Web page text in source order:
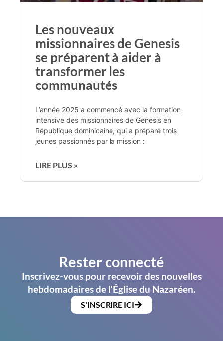
Les nouveaux
missionnaires de Genesis
se préparent à aider à
transformer les
communautés
L’année 2025 a commencé avec la formation
intensive des missionnaires de Genesis en
République dominicaine, qui a préparé trois
jeunes passionnés par la mission :
LIRE PLUS »
Rester connecté
Inscrivez-vous pour recevoir des nouvelles
hebdomadaires de l'Église du Nazaréen.
S'INSCRIRE ICI